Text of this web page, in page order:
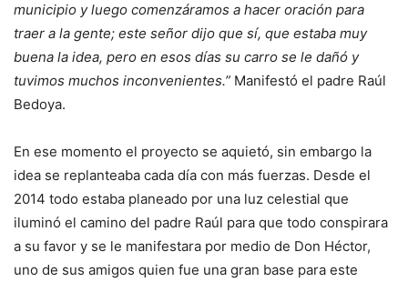
municipio y luego comenzáramos a hacer oración para
traer a la gente; este señor dijo que sí, que estaba muy
buena la idea, pero en esos días su carro se le dañó y
tuvimos muchos inconvenientes.” Manifestó el padre Raúl
Bedoya.
En ese momento el proyecto se aquietó, sin embargo la
idea se replanteaba cada día con más fuerzas. Desde el
2014 todo estaba planeado por una luz celestial que
iluminó el camino del padre Raúl para que todo conspirara
a su favor y se le manifestara por medio de Don Héctor,
uno de sus amigos quien fue una gran base para este